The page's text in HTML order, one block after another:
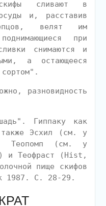
сливают в
и, расставив
велят им
при
снимаются и
а остающееся
сортом".
разновидность
Гиппаку как
также Эсхил (см. у
(см. у
и Теофраст (Hist,
пище скифов
1987. С. 28-29.